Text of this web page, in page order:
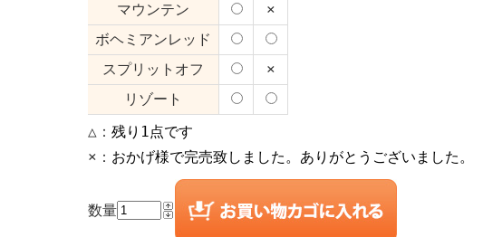
マウンテン
×
ボヘミアンレッド
スプリットオフ
×
リゾート
△： 残り1点です
×： おかげ様で完売致しました。ありがとうございました。
数量